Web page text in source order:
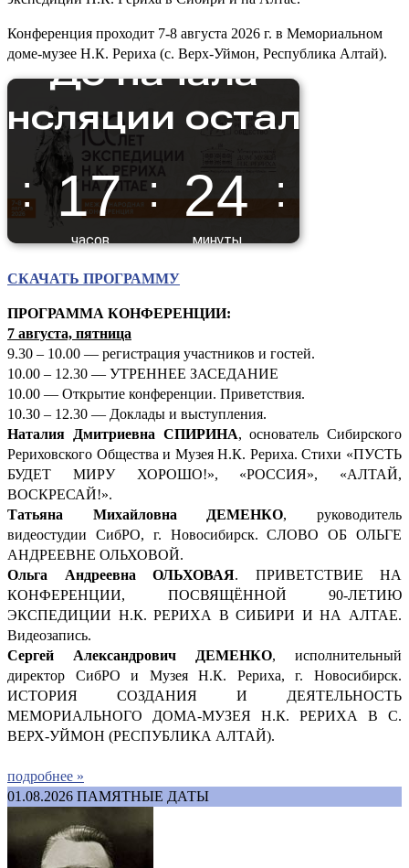
Конференция проходит 7-8 августа 2026 г. в Мемориальном
доме-музее Н.К. Рериха (с. Верх-Уймон, Республика Алтай).
СКАЧАТЬ ПРОГРАММУ
ПРОГРАММА КОНФЕРЕНЦИИ:
7 августа, пятница
9.30 – 10.00 — регистрация участников и гостей.
10.00 – 12.30 — УТРЕННЕЕ ЗАСЕДАНИЕ
10.00 — Открытие конференции. Приветствия.
10.30 – 12.30 — Доклады и выступления.
Наталия Дмитриевна СПИРИНА, основатель Сибирского
Рериховского Общества и Музея Н.К. Рериха. Стихи «ПУСТЬ
БУДЕТ МИРУ ХОРОШО!», «РОССИЯ», «АЛТАЙ,
ВОСКРЕСАЙ!».
Татьяна Михайловна ДЕМЕНКО, руководитель
видеостудии СибРО, г. Новосибирск. СЛОВО ОБ ОЛЬГЕ
АНДРЕЕВНЕ ОЛЬХОВОЙ.
Ольга Андреевна ОЛЬХОВАЯ. ПРИВЕТСТВИЕ НА
КОНФЕРЕНЦИИ, ПОСВЯЩЁННОЙ 90-ЛЕТИЮ
ЭКСПЕДИЦИИ Н.К. РЕРИХА В СИБИРИ И НА АЛТАЕ.
Видеозапись.
Сергей Александрович ДЕМЕНКО, исполнительный
директор СибРО и Музея Н.К. Рериха, г. Новосибирск.
ИСТОРИЯ СОЗДАНИЯ И ДЕЯТЕЛЬНОСТЬ
МЕМОРИАЛЬНОГО ДОМА-МУЗЕЯ Н.К. РЕРИХА В С.
ВЕРХ-УЙМОН (РЕСПУБЛИКА АЛТАЙ).
подробнее »
01.08.2026 ПАМЯТНЫЕ ДАТЫ